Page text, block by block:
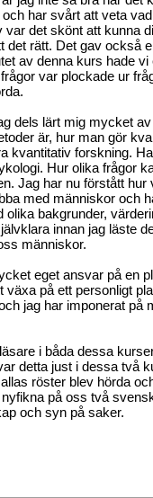
har svårt att veta
var det skönt att kunna
det rätt. Det gav också
av denna kurs hade
var plockade ur
dels lärt mig mycket
är, hur man gör
kvantitativ forskning.
Hur olika frågor
Jag har nu förstått hur
med människor och
olika bakgrunder,
innan jag läste
människor.
eget ansvar på en
på ett personligt
jag har imponerat på
i båda dessa
detta just i dessa två
röster blev hörda
på oss två
och syn på saker.